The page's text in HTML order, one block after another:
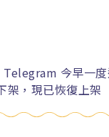
Telegram 今早一
，現已恢復上架